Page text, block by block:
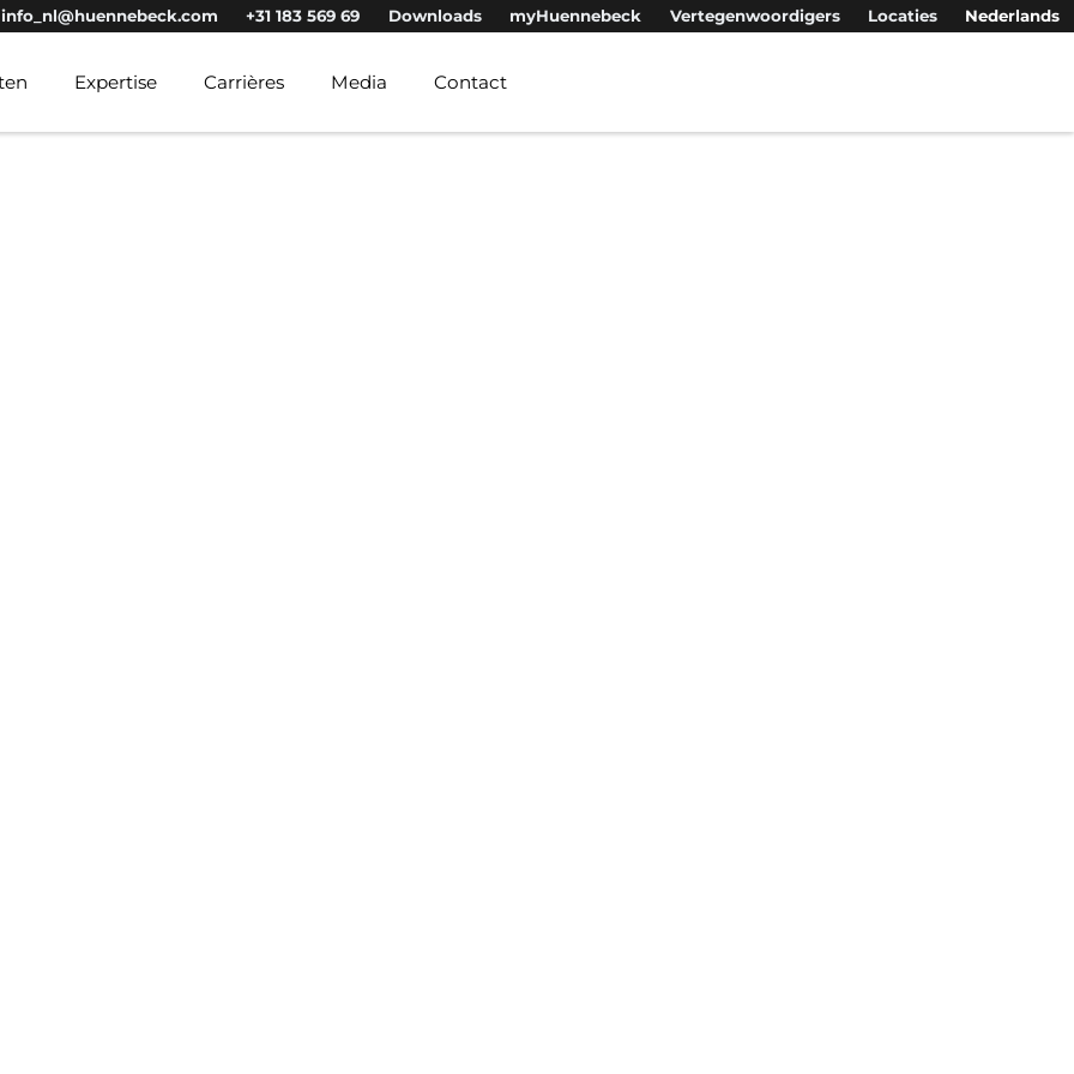
info_nl@huennebeck.com +31 183 569 69 Downloads myHuennebeck Vertegenwoordigers Locaties Nederlands
Expertise Carrières Media Contact